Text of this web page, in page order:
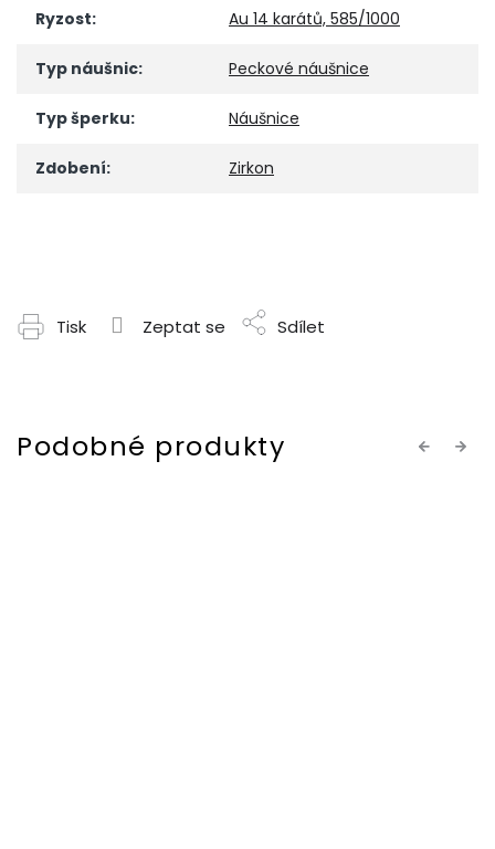
Ryzost: Au 14 karátů, 585/1000
Typ náušnic: Peckové náušnice
Typ šperku: Náušnice
Zdobení: Zirkon
Tisk Zeptat se Sdílet
Previous
Next